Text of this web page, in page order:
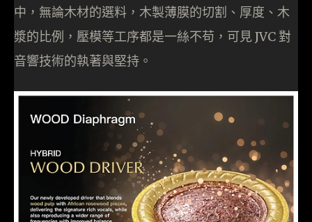
中，無論木材的選料，木製薄膜的切割、厚度、木
漿的比例，壓模等工序都是一絲不苟，可見 JVC 對
音響技術的執著與堅持。